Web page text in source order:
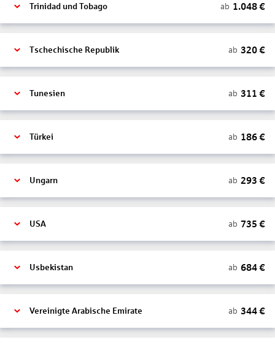
Trinidad und Tobago ab 1.048€
Tschechische Republik ab 320€
Tunesien ab 311 €
Türkei ab 186€
Ungarn ab 293 €
USA ab 735 €
Usbekistan ab 684€
Vereinigte Arabische Emirate ab 344€